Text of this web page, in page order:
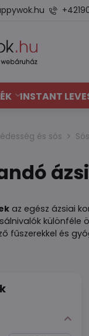
INSTANT
és sós Sós
az egész ázsiai
különféle
fűszerekkel és